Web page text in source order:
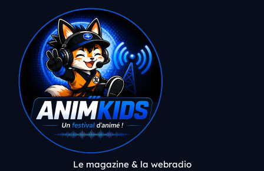
Le magazine & la webradio